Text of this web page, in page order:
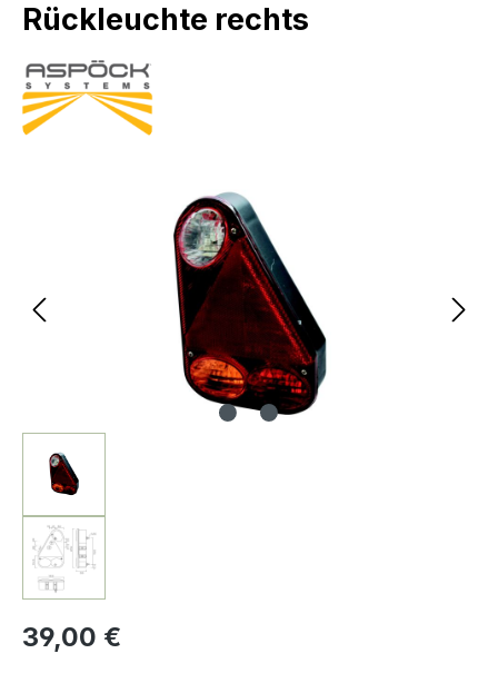
Rückleuchte rechts
Bildergalerie überspringen
39,00 €